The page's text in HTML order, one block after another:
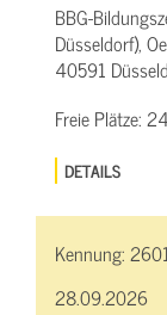
BBG-
Düsseldorf),
40591
Freie Plätze:
DETAILS
Kennung:
28.09.2026